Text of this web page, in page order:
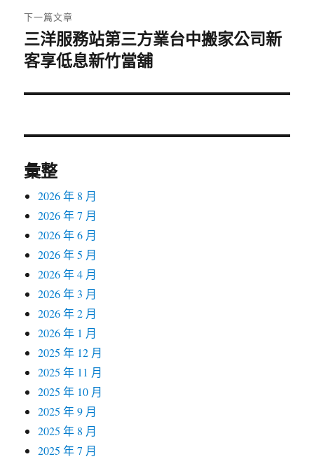
章:
下一篇文章
下
一
文
三洋服務站第三方業台中搬家公司新
客享低息新竹當舖
彙整
2026 年 8 月
2026 年 7 月
2026 年 6 月
2026 年 5 月
2026 年 4 月
2026 年 3 月
2026 年 2 月
2026 年 1 月
2025 年 12 月
2025 年 11 月
2025 年 10 月
2025 年 9 月
2025 年 8 月
2025 年 7 月